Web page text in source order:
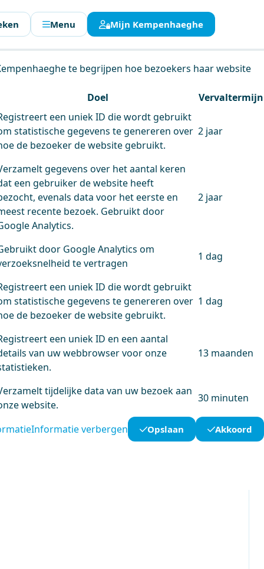
te begrijpen hoe bezoekers haar website
Doel Vervaltermijn
een uniek ID die wordt gebruikt
statistische gegevens te genereren over
de bezoeker de website gebruikt.
2 jaar
gegevens over het aantal keren
een gebruiker de website heeft
evenals data voor het eerste en
recente bezoek. Gebruikt door
Analytics.
2 jaar
door Google Analytics om
te vertragen
1 dag
een uniek ID die wordt gebruikt
statistische gegevens te genereren over
de bezoeker de website gebruikt.
1 dag
een uniek ID en een aantal
van uw webbrowser voor onze
13 maanden
tijdelijke data van uw bezoek aan
website.
30 minuten
Informatie verbergen Opslaan Akkoord
Menu Mijn Kempenhaeghe